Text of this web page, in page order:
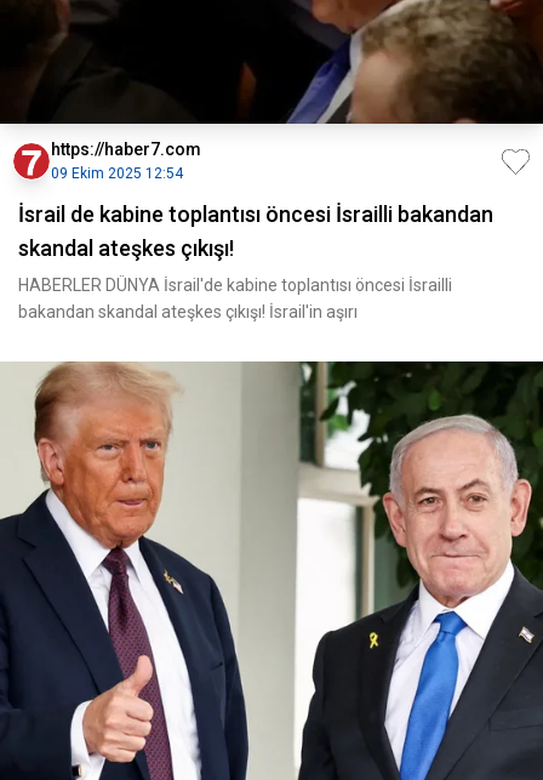
https://haber7.com
09 Ekim 2025 12:54
İsrail de kabine toplantısı öncesi İsrailli bakandan
skandal ateşkes çıkışı!
HABERLER DÜNYA İsrail'de kabine toplantısı öncesi İsrailli
bakandan skandal ateşkes çıkışı! İsrail'in aşırı